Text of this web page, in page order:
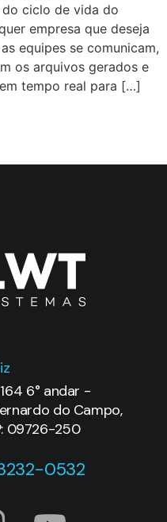
ciclo de vida do
empresa que deseja
equipes se comunicam,
os arquivos gerados e
tempo real para […]
6° andar -
do Campo,
09726-250
0532